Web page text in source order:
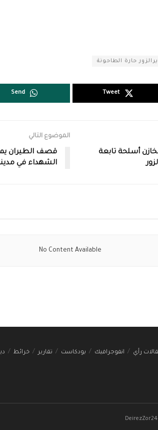
حارة الطاحونة
Tweet
Send
أسلحة تابعة
الموضوع التالي
قصف الطيران
الشهداء في
No Content Available
رأي انفوجرافيك بودكاست تقارير خرائط